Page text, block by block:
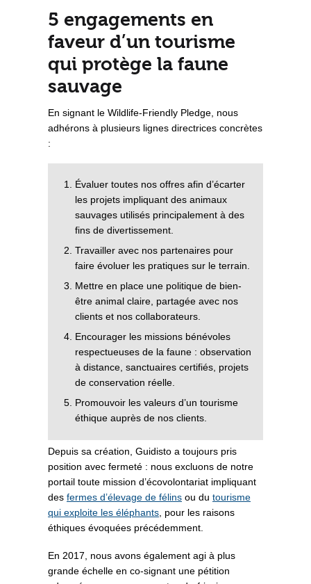
5 engagements en
faveur d’un tourisme
qui protège la faune
sauvage
En signant le Wildlife-Friendly Pledge, nous
adhérons à plusieurs lignes directrices concrètes
:
Évaluer toutes nos offres afin d’écarter
les projets impliquant des animaux
sauvages utilisés principalement à des
fins de divertissement.
Travailler avec nos partenaires pour
faire évoluer les pratiques sur le terrain.
Mettre en place une politique de bien-
être animal claire, partagée avec nos
clients et nos collaborateurs.
Encourager les missions bénévoles
respectueuses de la faune : observation
à distance, sanctuaires certifiés, projets
de conservation réelle.
Promouvoir les valeurs d’un tourisme
éthique auprès de nos clients.
Depuis sa création, Guidisto a toujours pris
position avec fermeté : nous excluons de notre
portail toute mission d’écovolontariat impliquant
des fermes d’élevage de félins ou du tourisme
qui exploite les éléphants , pour les raisons
éthiques évoquées précédemment.
En 2017, nous avons également agi à plus
grande échelle en co-signant une pétition